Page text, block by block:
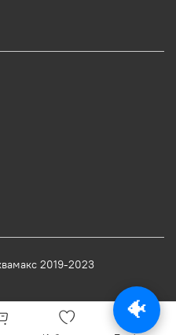
2019-2023
🐠